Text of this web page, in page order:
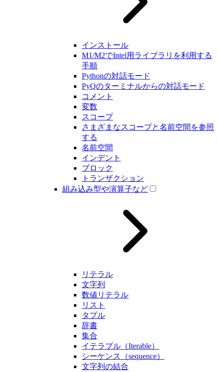
インストール
M1/M2でIntel用ライブラリを利用する
手順
Pythonの対話モード
PyQのターミナルからの対話モード
コメント
変数
スコープ
さまざまなスコープと名前空間を参照
する
名前空間
インデント
ブロック
トランザクション
組み込み型や演算子など
リテラル
文字列
数値リテラル
リスト
タプル
辞書
集合
イテラブル（Iterable）
シーケンス（sequence）
文字列の結合